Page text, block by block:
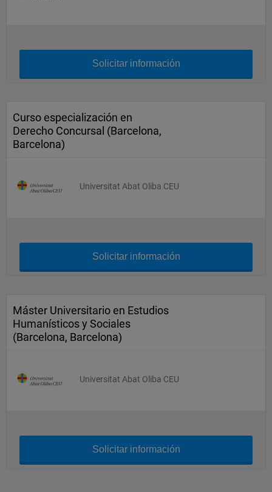
Solicitar información
Curso especialización en
Derecho Concursal (Barcelona,
Barcelona)
Universitat Abat Oliba CEU
Solicitar información
Máster Universitario en Estudios
Humanísticos y Sociales
(Barcelona, Barcelona)
Universitat Abat Oliba CEU
Solicitar información